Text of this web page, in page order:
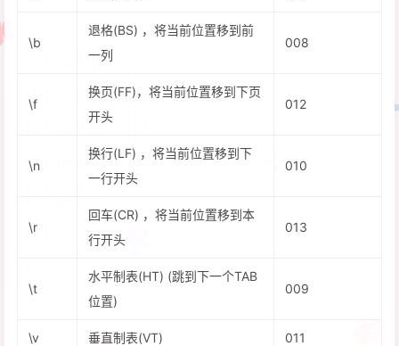
\b
退格(BS) ，将当前位置移到前
一列
008
\f
换页(FF)，将当前位置移到下页
开头
012
\n
换行(LF) ，将当前位置移到下
一行开头
010
\r
回车(CR) ，将当前位置移到本
行开头
013
\t
水平制表(HT) (跳到下一个TAB
位置)
009
\v 垂直制表(VT) 011